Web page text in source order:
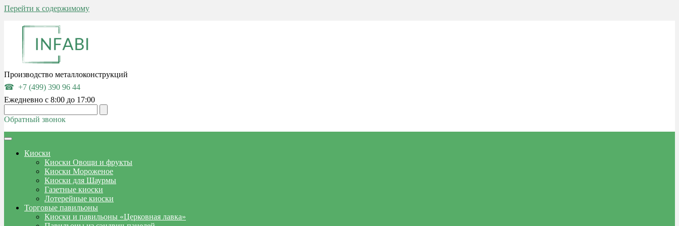
Перейти к содержимому
Производство металлоконструкций
+7 (499) 390 96 44
Ежедневно с 8:00 до 17:00
Обратный звонок
Киоски
Киоски Овощи и фрукты
Киоски Мороженое
Киоски для Шаурмы
Газетные киоски
Лотерейные киоски
Торговые павильоны
Киоски и павильоны «Церковная лавка»